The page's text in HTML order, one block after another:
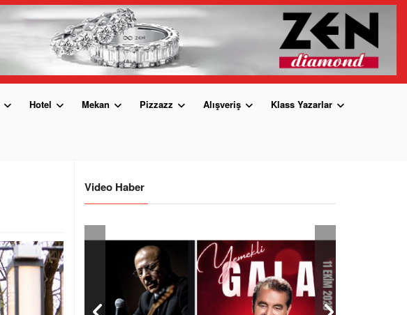
Hotel Mekan Pizzazz Alışveriş Klass Yazarlar
Video Haber